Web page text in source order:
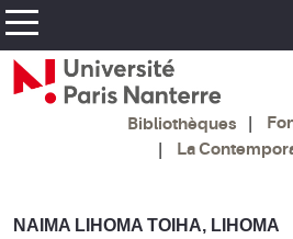
Bibliothèques
La
NAIMA LIHOMA TOIHA, LIHOMA